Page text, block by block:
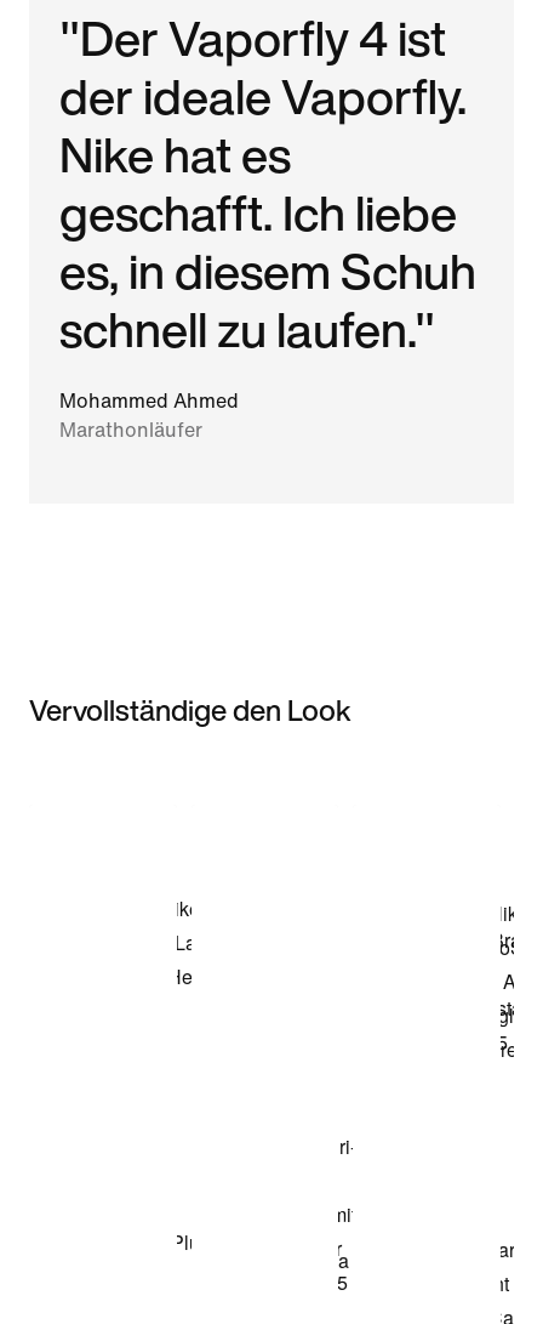
"Der Vaporfly 4 ist
der ideale Vaporfly.
Nike hat es
geschafft. Ich liebe
es, in diesem Schuh
schnell zu laufen."
Mohammed Ahmed
Marathonläufer
Vervollständige den Look